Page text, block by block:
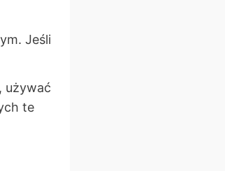
Jeśli
używać
te